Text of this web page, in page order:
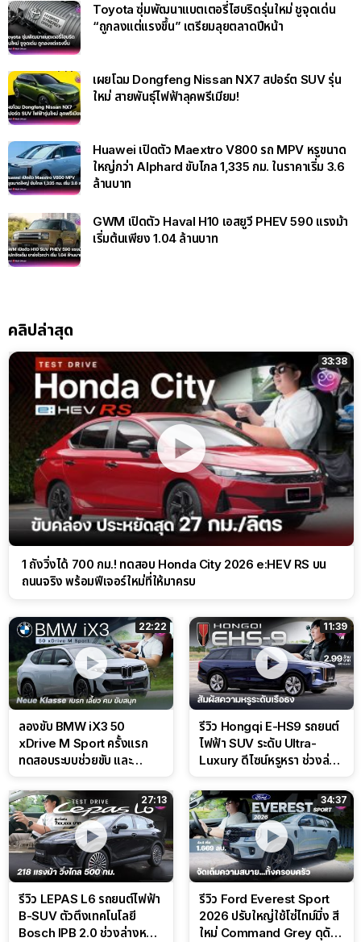
Toyota ซุ่มพัฒนาแบตเตอรี่ไฮบริดรุ่นใหม่ ชูจุดเด่น
“ถูกลงแต่แรงขึ้น” เตรียมลุยตลาดปีหน้า
เผยโฉม Dongfeng Nissan NX7 สปอร์ต SUV รุ่น
ใหม่ สายพันธุ์ไฟฟ้าลุคพรีเมียม!
Huawei เปิดตัว Maextro V800 รถ MPV หรูขนาด
ใหญ่กว่า Alphard ขับไกล 1,335 กม. ในราคาเริ่ม 3.6
ล้านบาท
GWM เปิดตัว Haval H10 เอสยูวี PHEV 590 แรงม้า
เริ่มต้นเพียง 1.04 ล้านบาท
คลิปล่าสุด
33:38
1 ถังวิ่งได้ 700 กม.! ทดสอบ Honda City 2026 e:HEV RS บน
ถนนจริง พร้อมฟีเจอร์ใหม่ที่ให้มาครบ
22:22
ลองขับ BMW iX3 50
xDrive M Sport ครั้งแรก
ทดสอบระบบช่วยขับ และ
สนาม
11:39
รีวิว Hongqi E-HS9 รถยนต์
ไฟฟ้า SUV ระดับ Ultra-
Luxury ดีไซน์หรูหรา ช่วงล่าง
27:13
รีวิว LEPAS L6 รถยนต์ไฟฟ้า
B-SUV ตัวตึงเทคโนโลยี
Bosch IPB 2.0 ช่วงล่างหนึบ
34:37
รีวิว Ford Everest Sport
2026 ปรับใหญ่ใช้โซ่ไทม์มิ่ง สี
ใหม่ Command Grey ดุดัน